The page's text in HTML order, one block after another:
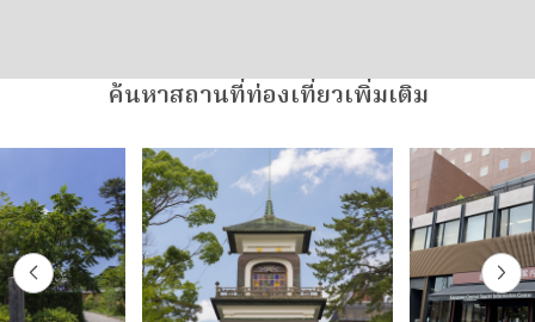
ค้นหาสถานที่ท่องเที่ยวเพิ่มเติม